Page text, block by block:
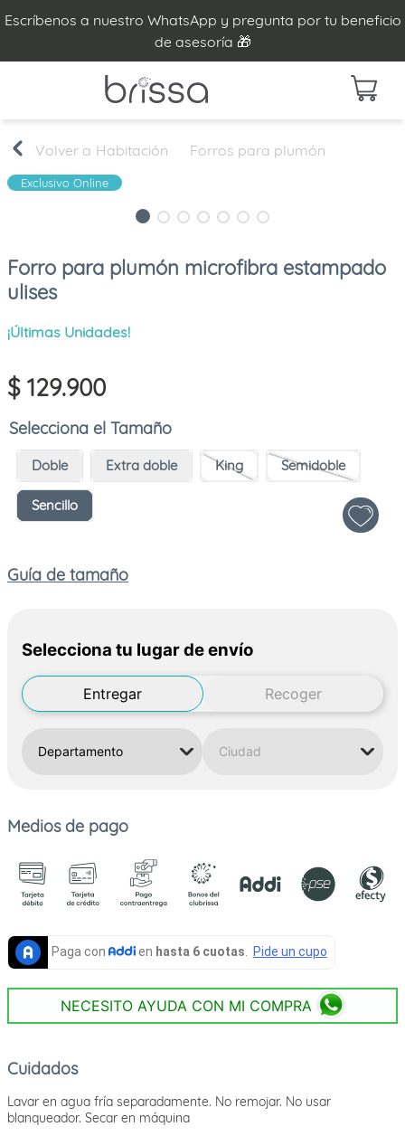
Escríbenos a nuestro WhatsApp y pregunta por tu beneficio
de asesoría 🎁
Habitación Forros para plumón
Exclusivo Online
Forro para plumón microfibra estampado
ulises
¡Últimas Unidades!
$ 129.900
Tamaño
Doble Extra doble King Semidoble
Sencillo
Guía de tamaño
Selecciona tu lugar de envío
Entregar Recoger
Medios de pago
NECESITO AYUDA CON MI COMPRA
Cuidados
Lavar en agua fría separadamente. No remojar. No usar
blanqueador. Secar en máquina